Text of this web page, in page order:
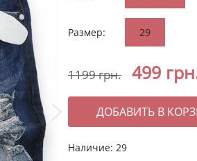
Размер: 29
1199грн. 499
Наличие: 29